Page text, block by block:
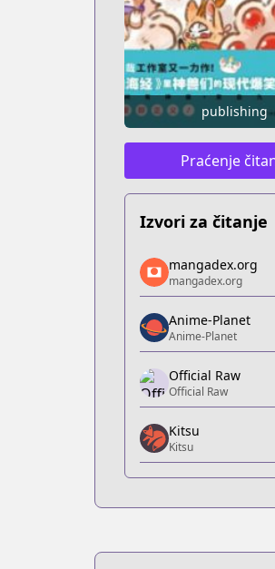
publishing
Praćenje
Izvori za čitanje
mangadex.org
mangadex.org
https://
Anime-Planet
Anime-Planet
https://
Official Raw
Official Raw
https://
Kitsu
Kitsu
mangadex.org
mangadex.org
Anime-Planet
Anime-Planet
Official Raw
Official Raw
Kitsu
Kitsu